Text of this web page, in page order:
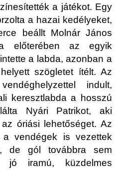
a játékot. Egy
a hazai kedélyeket,
beállt Molnár János
előterében az egyik
a labda, azonban a
szögletet ítélt. Az
indult,
keresztlabda a hosszú
Nyári Patrikot, aki
óriási lehetőséget. Az
a vendégek is vezettek
de gól továbbra sem
iramú, küzdelmes